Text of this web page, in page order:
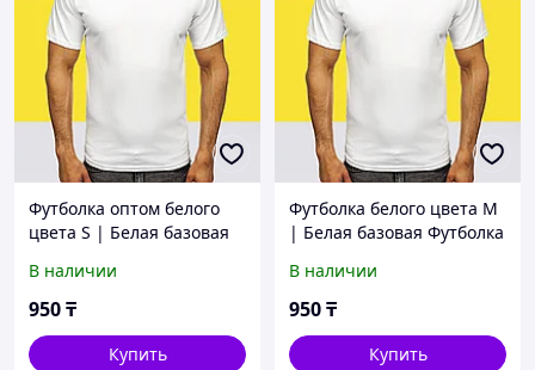
Футболка оптом белого
цвета S | Белая базовая
плотности) | Футболка хб
под принт
В наличии
950₸
Купить
Футболка белого цвета M
| Белая базовая Футболка
Футболка хб под принт
В наличии
950₸
Купить